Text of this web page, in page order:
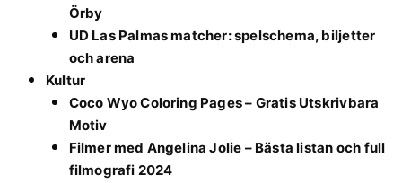
Örby
UD Las Palmas matcher: spelschema, biljetter
och arena
Kultur
Coco Wyo Coloring Pages – Gratis Utskrivbara
Motiv
Filmer med Angelina Jolie – Bästa listan och full
filmografi 2024